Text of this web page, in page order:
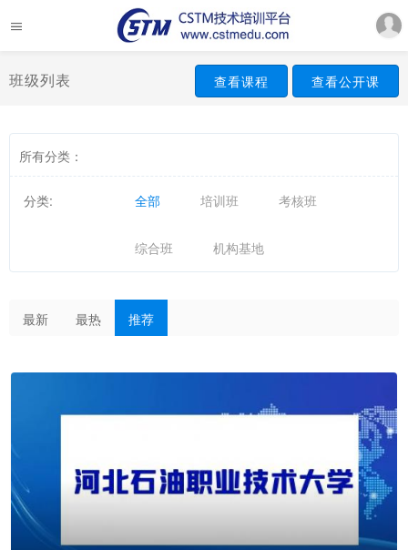
班级列表 查看课程 查看公开课
所有分类：
分类: 全部 培训班 考核班
综合班 机构基地
最新 最热 推荐